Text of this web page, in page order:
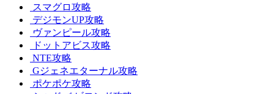
スマグロ攻略
デジモンUP攻略
ヴァンピール攻略
ドットアビス攻略
NTE攻略
Gジェネエターナル攻略
ポケポケ攻略